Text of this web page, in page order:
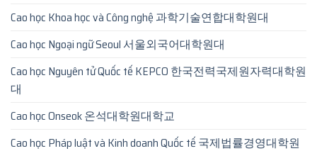
Cao học Khoa học và Công nghệ 과학기술연합대학원대
Cao học Ngoại ngữ Seoul 서울외국어대학원대
Cao học Nguyên tử Quốc tế KEPCO 한국전력국제원자력대학원
대
Cao học Onseok 온석대학원대학교
Cao học Pháp luật và Kinh doanh Quốc tế 국제법률경영대학원